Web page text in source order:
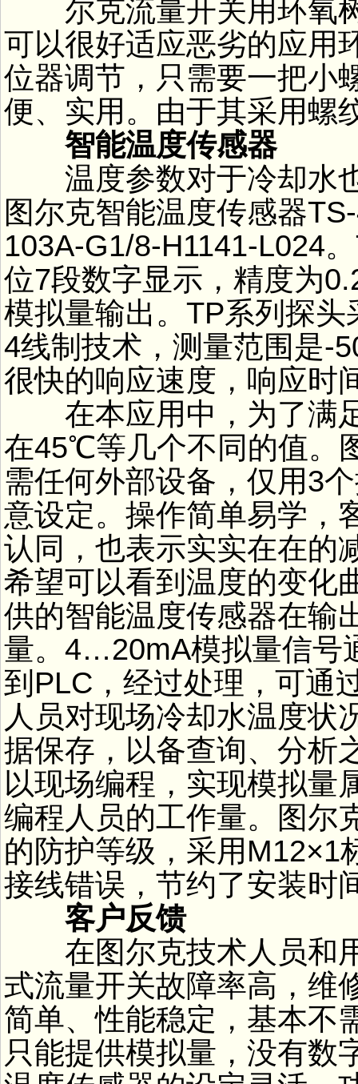
尔克流量开关用环氧树
可以很好适应恶劣的应用
位器调节，只需要一把小
便、实用。由于其采用螺
智能温度传感器
温度参数对于冷却水也
图尔克智能温度传感器
103A-G1/8-H1141-L024
位7段数字显示，精度为
模拟量输出。TP系列探
4线制技术，测量范围是-
很快的响应速度，响应时
在本应用中，为了满足
在45℃等几个不同的值。
需任何外部设备，仅用3
意设定。操作简单易学，
认同，也表示实实在在的
希望可以看到温度的变化
供的智能温度传感器在输
量。4…20mA模拟量信号
到PLC，经过处理，可通
人员对现场冷却水温度状
据保存，以备查询、分析
以现场编程，实现模拟量
编程人员的工作量。图尔
的防护等级，采用M12×1
接线错误，节约了安装时
客户反馈
在图尔克技术人员和用
式流量开关故障率高，维
简单、性能稳定，基本不
只能提供模拟量，没有数